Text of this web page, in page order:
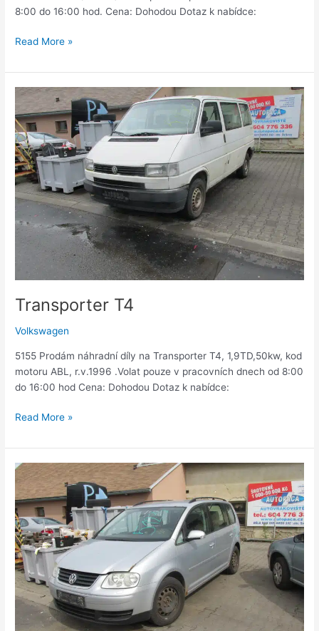
8:00 do 16:00 hod. Cena: Dohodou Dotaz k nabídce:
Read More »
Transporter T4
Volkswagen
5155 Prodám náhradní díly na Transporter T4, 1,9TD,50kw, kod
motoru ABL, r.v.1996 .Volat pouze v pracovních dnech od 8:00
do 16:00 hod Cena: Dohodou Dotaz k nabídce:
Transporter
Read More »
Touran
1,9TDi